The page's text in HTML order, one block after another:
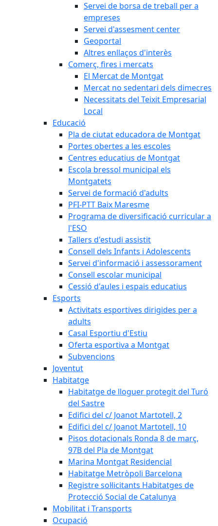
Servei de borsa de treball per a
empreses
Servei d'assesment center
Geoportal
Altres enllaços d'interès
Comerç, fires i mercats
El Mercat de Montgat
Mercat no sedentari dels dimecres
Necessitats del Teixit Empresarial
Local
Educació
Pla de ciutat educadora de Montgat
Portes obertes a les escoles
Centres educatius de Montgat
Escola bressol municipal els
Montgatets
Servei de formació d'adults
PFI-PTT Baix Maresme
Programa de diversificació curricular a
l'ESO
Tallers d'estudi assistit
Consell dels Infants i Adolescents
Servei d'informació i assessorament
Consell escolar municipal
Cessió d'aules i espais educatius
Esports
Activitats esportives dirigides per a
adults
Casal Esportiu d'Estiu
Oferta esportiva a Montgat
Subvencions
Joventut
Habitatge
Habitatge de lloguer protegit del Turó
del Sastre
Edifici del c/ Joanot Martotell, 2
Edifici del c/ Joanot Martotell, 10
Pisos dotacionals Ronda 8 de març,
97B del Pla de Montgat
Marina Montgat Residencial
Habitatge Metròpoli Barcelona
Registre sol·licitants Habitatges de
Protecció Social de Catalunya
Mobilitat i Transports
Ocupació